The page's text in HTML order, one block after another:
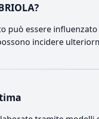
può essere
incidere